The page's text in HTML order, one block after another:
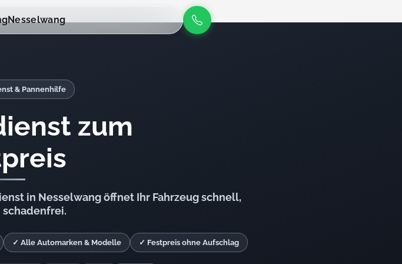
Nesselwang
& Pannenhilfe
zum
in Nesselwang öffnet Ihr Fahrzeug schnell,
✓ Alle Automarken & Modelle ✓ Festpreis ohne Aufschlag